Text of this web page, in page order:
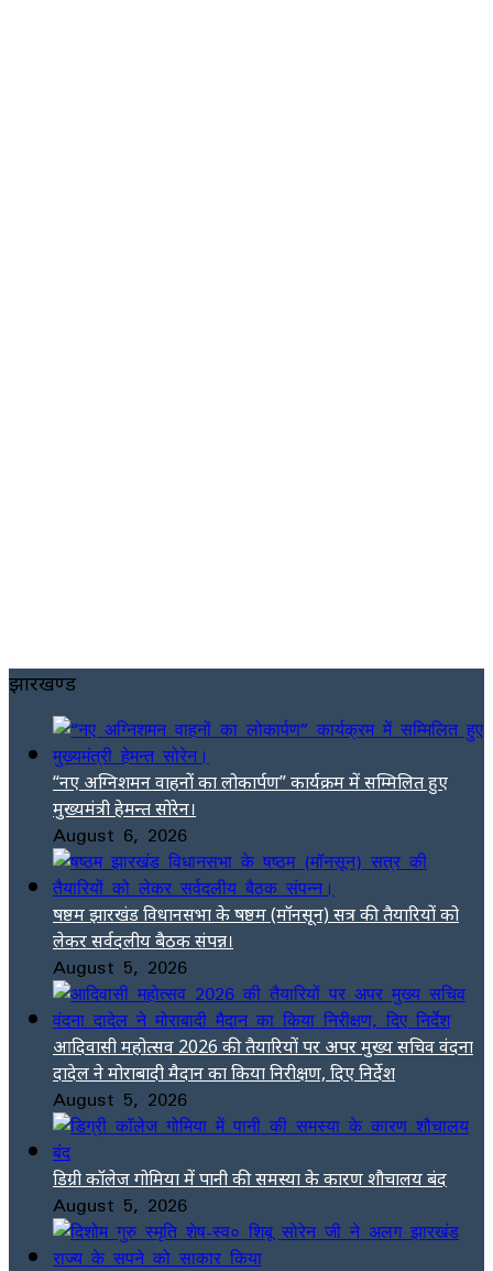
झारखण्ड
“नए अग्निशमन वाहनों का लोकार्पण” कार्यक्रम में सम्मिलित हुए
मुख्यमंत्री हेमन्त सोरेन।
August 6, 2026
षष्ठम झारखंड विधानसभा के षष्ठम (मॉनसून) सत्र की तैयारियों को
लेकर सर्वदलीय बैठक संपन्न।
August 5, 2026
आदिवासी महोत्सव 2026 की तैयारियों पर अपर मुख्य सचिव वंदना
दादेल ने मोराबादी मैदान का किया निरीक्षण, दिए निर्देश
August 5, 2026
डिग्री कॉलेज गोमिया में पानी की समस्या के कारण शौचालय बंद
August 5, 2026